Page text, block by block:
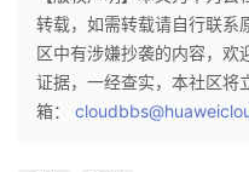
转载，如需转载请自行联系
区中有涉嫌抄袭的内容，欢
证据，一经查实，本社区将
箱：